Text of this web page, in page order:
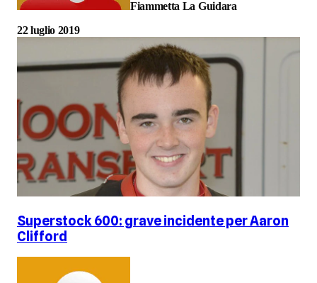
Fiammetta La Guidara
22 luglio 2019
Superstock 600: grave incidente per Aaron
Clifford